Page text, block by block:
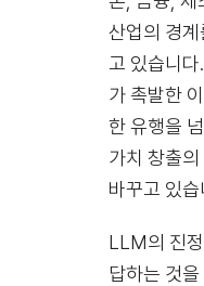
산업의 경
고 있습니
가 촉발한
한 유행을
가치 창출
바꾸고 있습
LLM의 진
답하는 것